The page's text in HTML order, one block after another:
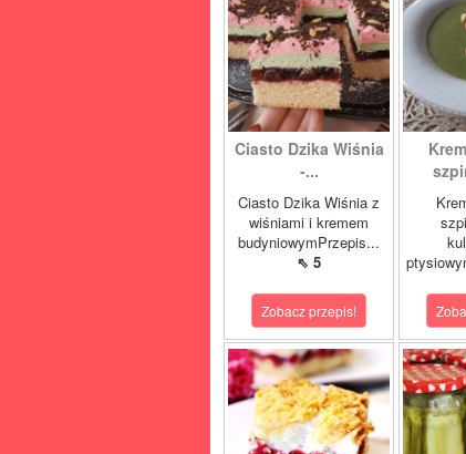
Ciasto Dzika Wiśnia
-...
Ciasto Dzika Wiśnia z
wiśniami i kremem
budyniowymPrzepis...
⇖ 5
Zobacz przepis!